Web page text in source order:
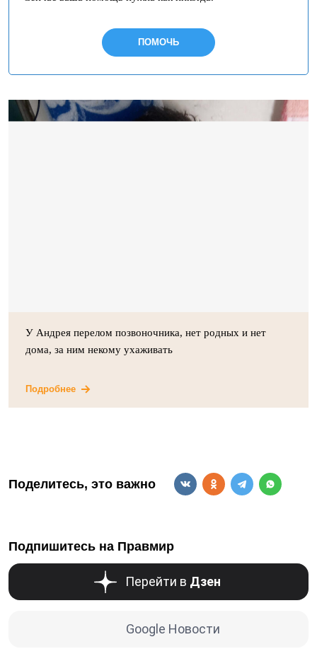
ПОМОЧЬ
У Андрея перелом позвоночника, нет родных и нет
дома, за ним некому ухаживать
Подробнее
Поделитесь, это важно
Подпишитесь на Правмир
Перейти в Дзен
Google Новости